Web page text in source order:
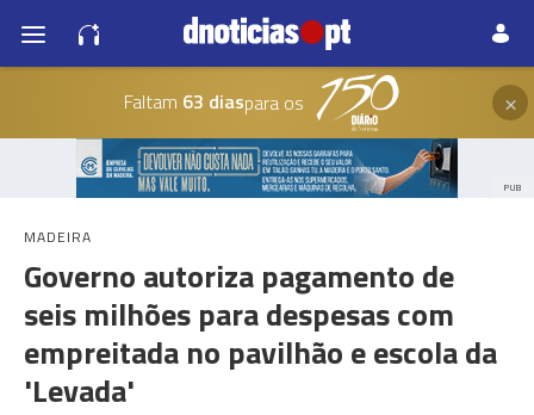
Faltam 63 diaspara os ×
PUB
MADEIRA
Governo autoriza pagamento de
seis milhões para despesas com
empreitada no pavilhão e escola da
'Levada'